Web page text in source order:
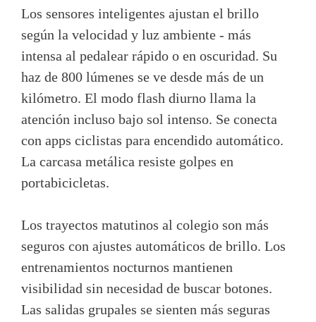
Los sensores inteligentes ajustan el brillo
según la velocidad y luz ambiente - más
intensa al pedalear rápido o en oscuridad. Su
haz de 800 lúmenes se ve desde más de un
kilómetro. El modo flash diurno llama la
atención incluso bajo sol intenso. Se conecta
con apps ciclistas para encendido automático.
La carcasa metálica resiste golpes en
portabicicletas.
Los trayectos matutinos al colegio son más
seguros con ajustes automáticos de brillo. Los
entrenamientos nocturnos mantienen
visibilidad sin necesidad de buscar botones.
Las salidas grupales se sienten más seguras